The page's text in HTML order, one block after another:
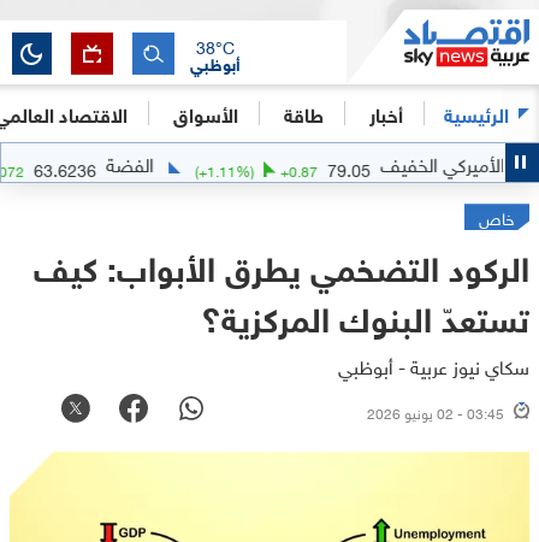
الرئيسية أخبار طاقة الأسواق الاقتصاد
أبوظبي
38°C
الخفيف 79.05
+0.87
(+1.11%) الفضة 63.6236
+0.072
0.11 %)
خاص
الركود التضخمي يطرق الأبواب: كيف
تستعدّ البنوك المركزية؟
سكاي نيوز عربية - أبوظبي
03:45 - 02 يونيو 2026